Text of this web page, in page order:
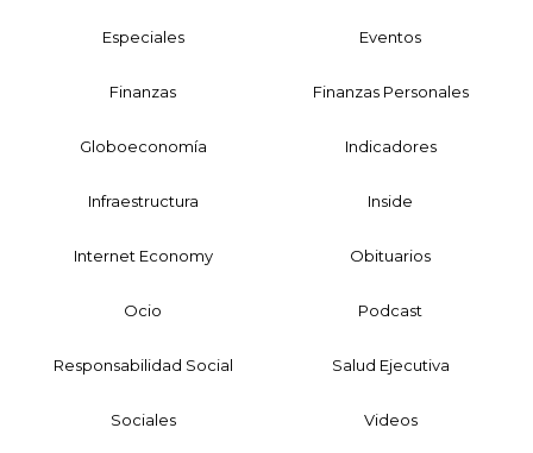
Especiales Eventos
Finanzas Finanzas Personales
Globoeconomía Indicadores
Infraestructura Inside
Internet Economy Obituarios
Ocio Podcast
Responsabilidad Social Salud Ejecutiva
Sociales Videos